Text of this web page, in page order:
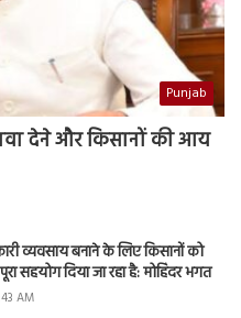
Punjab
देने और किसानों की आय
व्यवसाय बनाने के लिए किसानों को
सहयोग दिया जा रहा है: मोहिंदर भगत
AM